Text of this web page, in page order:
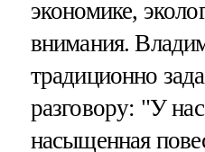
экономике,
внимания.
традиционно
разговору: "У
насыщенная